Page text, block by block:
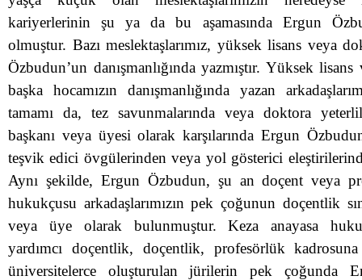
kariyerlerinin şu ya da bu aşamasında Ergun
olmuştur. Bazı meslektaşlarımız, yüksek lisans veya
Özbudun’un danışmanlığında yazmıştır. Yüksek
başka hocamızın danışmanlığında yazan
tamamı da, tez savunmalarında veya doktora
başkanı veya üyesi olarak karşılarında Ergun
teşvik edici övgülerinden veya yol gösterici
Aynı şekilde, Ergun Özbudun, şu an doçent veya
hukukçusu arkadaşlarımızın pek çoğunun doçentlik
veya üye olarak bulunmuştur. Keza anayasa
yardımcı doçentlik, doçentlik, profesörlük
üniversitelerce oluşturulan jürilerin pek çoğunda